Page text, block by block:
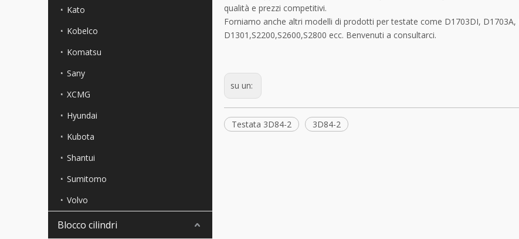
Kato
Kobelco
Komatsu
Sany
XCMG
Hyundai
Kubota
Shantui
Sumitomo
Volvo
Blocco cilindri
qualità e prezzi competitivi.
Forniamo anche altri modelli di prodotti per testate come D1703DI, D1703A,
D1301,S2200,S2600,S2800 ecc. Benvenuti a consultarci.
su un:
Testata 3D84-2 3D84-2